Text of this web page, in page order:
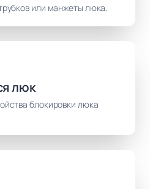
или манжеты люка.
люк
блокировки люка